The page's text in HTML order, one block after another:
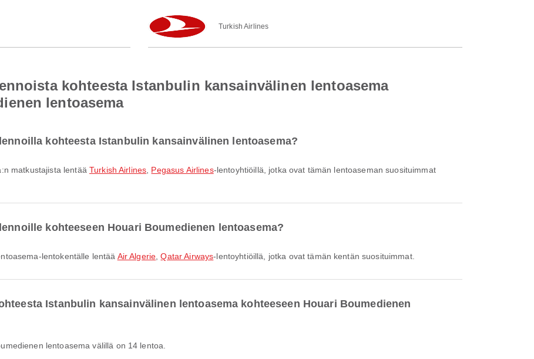
Turkish Airlines
kohteesta Istanbulin kansainvälinen lentoasema
lentoasema
kohteesta Istanbulin kansainvälinen lentoasema?
matkustajista lentää Turkish Airlines Pegasus Airlines-lentoyhtiöillä, jotka ovat tämän lentoaseman suosituimmat
kohteeseen Houari Boumedienen lentoasema?
lentokentälle lentää Air Algerie ,Qatar Airways-lentoyhtiöillä, jotka ovat tämän kentän suosituimmat.
Istanbulin kansainvälinen lentoasema kohteeseen Houari Boumedienen
lentoasema välillä on 14 lentoa.